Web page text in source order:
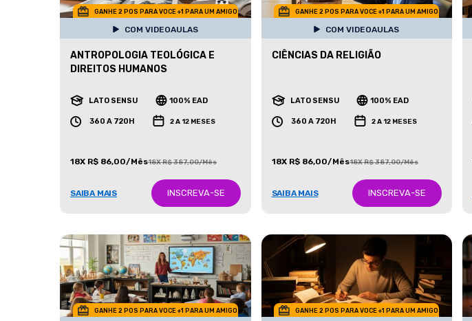
GANHE 2 POS PARA VOCE +1 PARA UM AMIGO
COM VIDEOAULAS
ANTROPOLOGIA TEOLÓGICA E
DIREITOS HUMANOS
LATO SENSU 100% EAD
360 A 720H 2 A 12 MESES
18X R$ 86,00/Mês18X R$ 387,00/Mês
SAIBA MAIS INSCREVA-SE
GANHE 2 POS PARA VOCE +1 PARA UM AMIGO
COM VIDEOAULAS
CIÊNCIAS DA RELIGIÃO
LATO SENSU 100% EAD
360 A 720H 2 A 12 MESES
18X R$ 86,00/Mês18X R$ 387,00/Mês
SAIBA MAIS INSCREVA-SE
GANHE 2 POS PARA VOCE +1 PARA UM AMIGO GANHE 2 POS PARA VOCE +1 PARA UM AMIGO